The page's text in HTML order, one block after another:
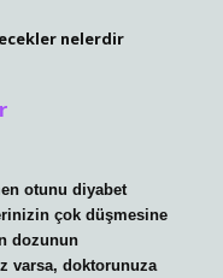
nelerdir
otunu diyabet
çok düşmesine
dozunun
varsa, doktorunuza